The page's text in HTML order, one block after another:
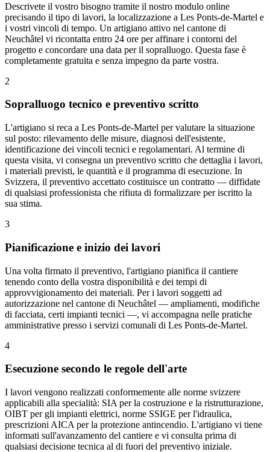
Descrivete il vostro bisogno tramite il nostro modulo online
precisando il tipo di lavori, la localizzazione a Les Ponts-de-Martel e
i vostri vincoli di tempo. Un artigiano attivo nel cantone di
Neuchâtel vi ricontatta entro 24 ore per affinare i contorni del
progetto e concordare una data per il sopralluogo. Questa fase è
completamente gratuita e senza impegno da parte vostra.
2
Sopralluogo tecnico e preventivo scritto
L'artigiano si reca a Les Ponts-de-Martel per valutare la situazione
sul posto: rilevamento delle misure, diagnosi dell'esistente,
identificazione dei vincoli tecnici e regolamentari. Al termine di
questa visita, vi consegna un preventivo scritto che dettaglia i lavori,
i materiali previsti, le quantità e il programma di esecuzione. In
Svizzera, il preventivo accettato costituisce un contratto — diffidate
di qualsiasi professionista che rifiuta di formalizzare per iscritto la
sua stima.
3
Pianificazione e inizio dei lavori
Una volta firmato il preventivo, l'artigiano pianifica il cantiere
tenendo conto della vostra disponibilità e dei tempi di
approvvigionamento dei materiali. Per i lavori soggetti ad
autorizzazione nel cantone di Neuchâtel — ampliamenti, modifiche
di facciata, certi impianti tecnici —, vi accompagna nelle pratiche
amministrative presso i servizi comunali di Les Ponts-de-Martel.
4
Esecuzione secondo le regole dell'arte
I lavori vengono realizzati conformemente alle norme svizzere
applicabili alla specialità: SIA per la costruzione e la ristrutturazione,
OIBT per gli impianti elettrici, norme SSIGE per l'idraulica,
prescrizioni AICA per la protezione antincendio. L'artigiano vi tiene
informati sull'avanzamento del cantiere e vi consulta prima di
qualsiasi decisione tecnica al di fuori del preventivo iniziale.